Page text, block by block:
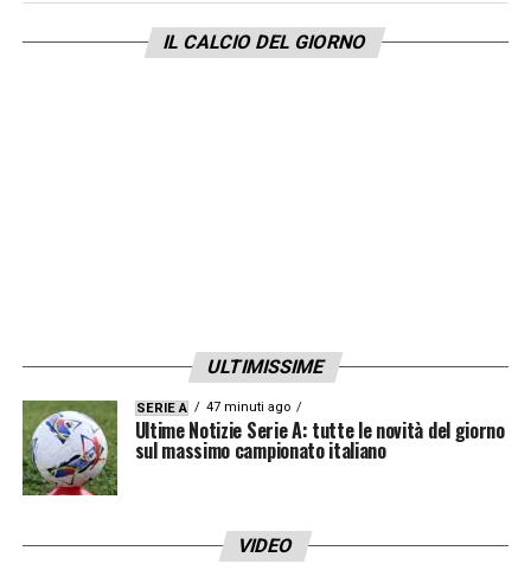
IL CALCIO DEL GIORNO
ULTIMISSIME
SERIE A 47 minuti ago
Ultime Notizie Serie A: tutte le novità del giorno
sul massimo campionato italiano
VIDEO